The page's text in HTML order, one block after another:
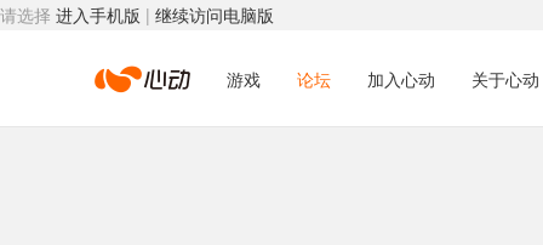
请选择 进入手机版 | 继续访问电脑版
心 游戏 论坛 加入心动 关于心动